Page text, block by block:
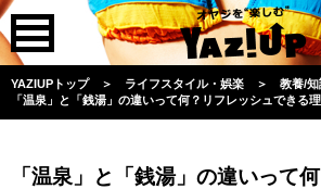
YAZIUPトップ ＞ ライフスタイル・娯楽 ＞ 教養/知
「温泉」と「銭湯」の違いって何？リフレッシュできる
「温泉」と「銭湯」の違いって